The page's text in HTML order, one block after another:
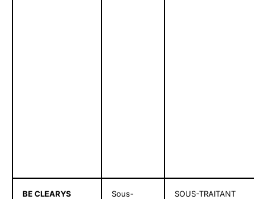
BE CLEARYS
Sous-
SOUS-TRAITANT